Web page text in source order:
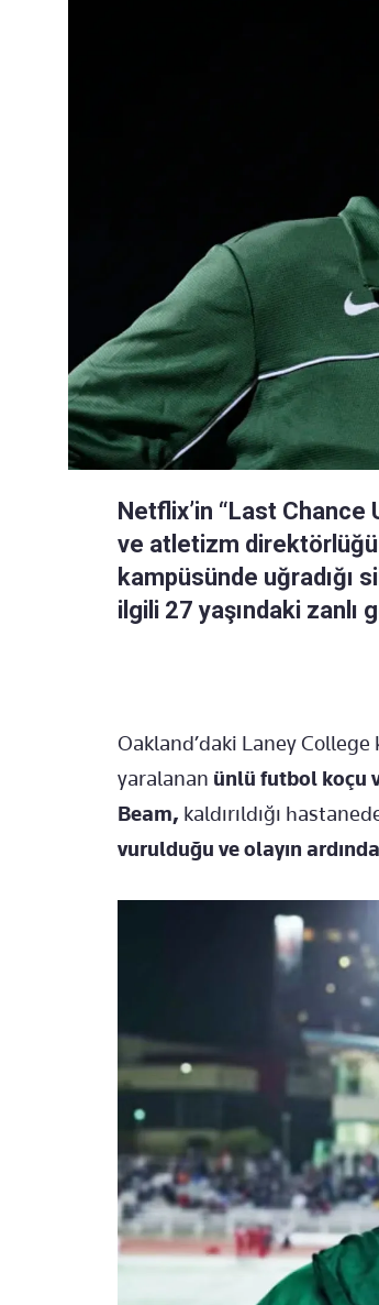
Netflix’in “Last Chance
ve atletizm direktörlüğü
kampüsünde uğradığı
ilgili 27 yaşındaki zanlı
Oakland’daki Laney College
yaralanan ünlü futbol koçu
Beam, kaldırıldığı
vurulduğu ve olayın